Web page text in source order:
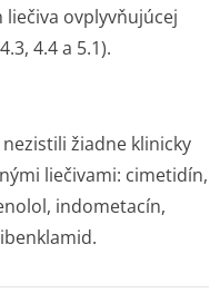
ovplyvňujúcej
4.4 a 5.1).
žiadne klinicky
liečivami: cimetidín,
indometacín,